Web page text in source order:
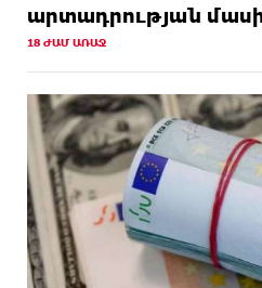
արտադրության
18 ԺԱՄ ԱՌԱՋ